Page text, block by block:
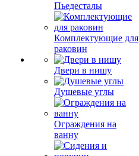
Пьедесталы
Комплектующие для
раковин
Двери в нишу
Душевые углы
Ограждения на
ванну